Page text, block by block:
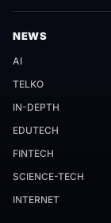
NEWS
AI
TELKO
IN-DEPTH
EDUTECH
FINTECH
SCIENCE-TECH
INTERNET